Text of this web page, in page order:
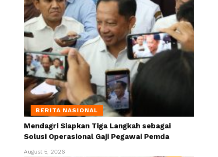
BERITA NASIONAL
Mendagri Siapkan Tiga Langkah sebagai
Solusi Operasional Gaji Pegawai Pemda
August 5, 2026